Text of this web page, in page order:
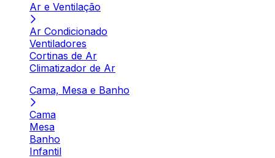
Ar e Ventilação
Ar Condicionado
Ventiladores
Cortinas de Ar
Climatizador de Ar
Cama, Mesa e Banho
Cama
Mesa
Banho
Infantil